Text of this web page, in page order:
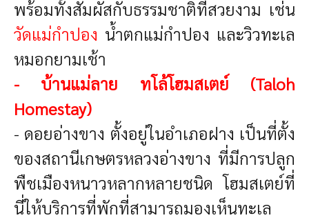
พร้อมทั้งสัมผัสกับธรรมชาติที่สวยงาม เช่น
วัดแม่กำปอง น้ำตกแม่กำปอง และวิวทะเล
หมอกยามเช้า
- บ้านแม่ลาย ทโล้โฮมสเตย์ (Taloh
Homestay)
- ดอยอ่างขาง ตั้งอยู่ในอำเภอฝาง เป็นที่ตั้ง
ของสถานีเกษตรหลวงอ่างขาง ที่มีการปลูก
พืชเมืองหนาวหลากหลายชนิด โฮมสเตย์ที่
นี่ให้บริการที่พักที่สามารถมองเห็นทะเล